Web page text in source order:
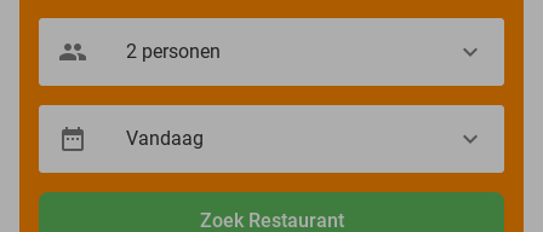
Zoek Restaurant